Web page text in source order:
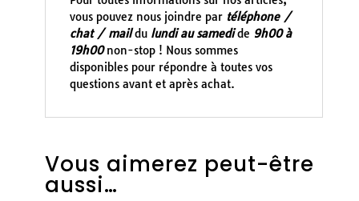
vous pouvez nous joindre par téléphone /
chat / maildu lundi au samedide 9h00 à
19h00non-stop ! Nous sommes
disponibles pour répondre à toutes vos
questions avant et après achat.
Vous aimerez peut-être
aussi…